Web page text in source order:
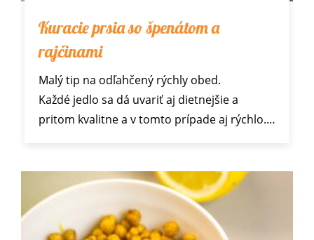
Kuracie prsia so špenátom a
rajčinami
Malý tip na odľahčený rýchly obed.
Každé jedlo sa dá uvariť aj dietnejšie a
pritom kvalitne a v tomto prípade aj rýchlo.…